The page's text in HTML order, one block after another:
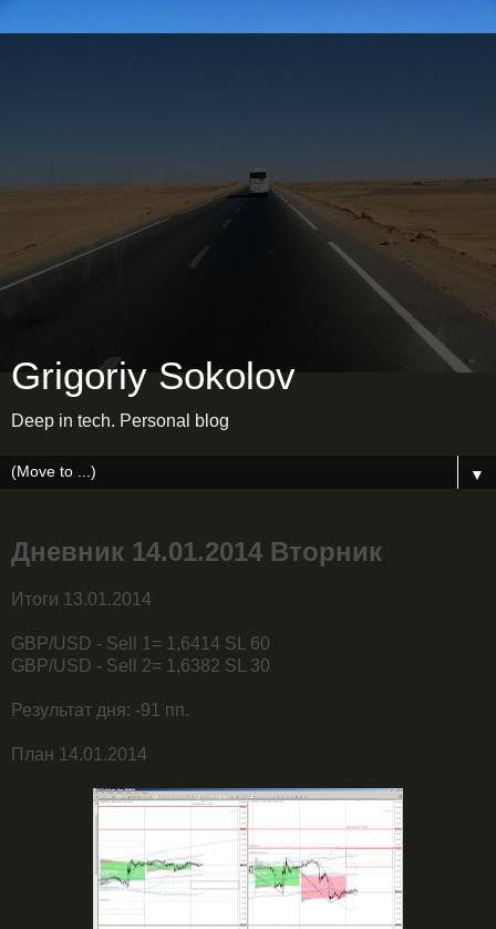
Grigoriy Sokolov
Deep in tech. Personal blog
▼
Дневник 14.01.2014 Вторник
Итоги 13.01.2014
GBP/USD - Sell 1= 1,6414 SL 60
GBP/USD - Sell 2= 1,6382 SL 30
Результат дня: -91 пп.
План 14.01.2014